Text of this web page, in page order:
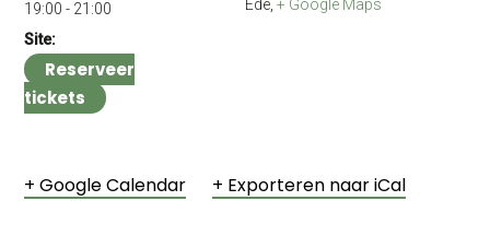
+ Google Calendar + Exporteren naar iCal
19:00 - 21:00
Site:
Reserveer
tickets
Ede + Google Maps